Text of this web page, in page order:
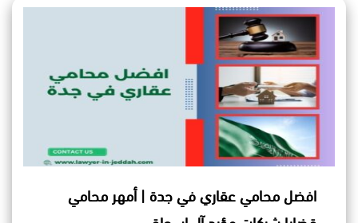
افضل محامي عقاري في جدة | أمهر محامي